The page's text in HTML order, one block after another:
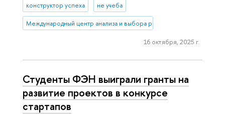
конструктор успеха не учеба
Международный центр анализа и выбора решений
16 октября, 2025 г.
Студенты ФЭН выиграли гранты на
развитие проектов в конкурсе
стартапов